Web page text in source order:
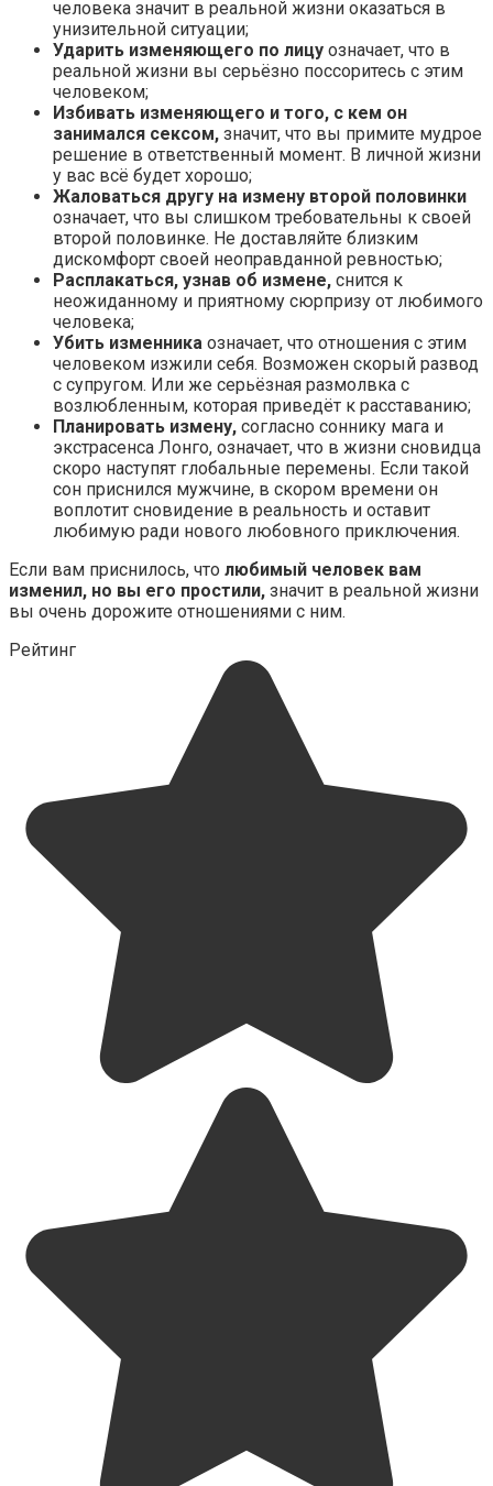
человека значит в реальной жизни оказаться в
унизительной ситуации;
Ударить изменяющего по лицу означает, что в
реальной жизни вы серьёзно поссоритесь с этим
человеком;
Избивать изменяющего и того, с кем он
занимался сексом, значит, что вы примите мудрое
решение в ответственный момент. В личной жизни
у вас всё будет хорошо;
Жаловаться другу на измену второй половинки
означает, что вы слишком требовательны к своей
второй половинке. Не доставляйте близким
дискомфорт своей неоправданной ревностью;
Расплакаться, узнав об измене, снится к
неожиданному и приятному сюрпризу от любимого
человека;
Убить изменника означает, что отношения с этим
человеком изжили себя. Возможен скорый развод
с супругом. Или же серьёзная размолвка с
возлюбленным, которая приведёт к расставанию;
Планировать измену, согласно соннику мага и
экстрасенса Лонго, означает, что в жизни сновидца
скоро наступят глобальные перемены. Если такой
сон приснился мужчине, в скором времени он
воплотит сновидение в реальность и оставит
любимую ради нового любовного приключения.
Если вам приснилось, что любимый человек вам
изменил, но вы его простили, значит в реальной жизни
вы очень дорожите отношениями с ним.
Рейтинг